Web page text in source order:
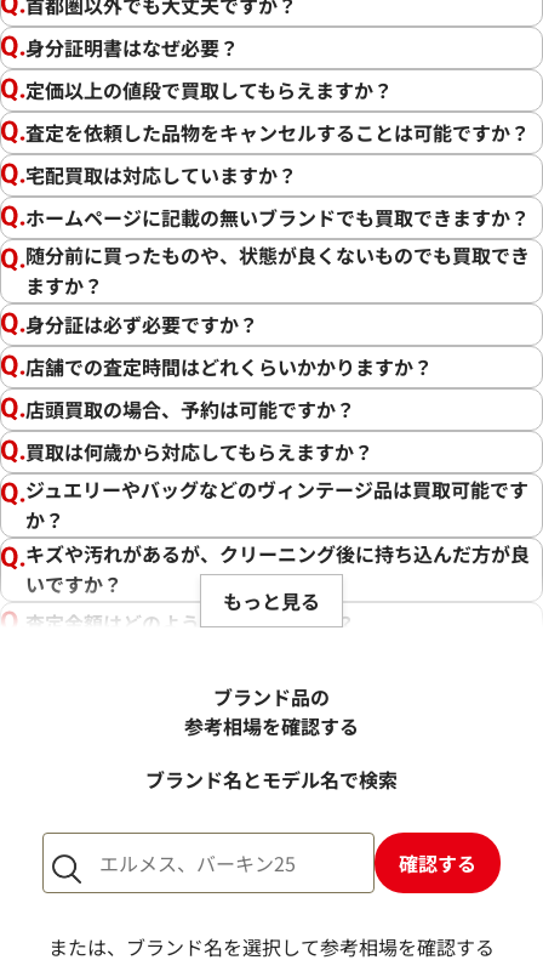
身分証明書はなぜ必要？
定価以上の値段で買取してもらえますか？
査定を依頼した品物をキャンセルすることは可能ですか？
宅配買取は対応していますか？
ホームページに記載の無いブランドでも買取できますか？
随分前に買ったものや、状態が良くないものでも買取でき
ますか？
身分証は必ず必要ですか？
店舗での査定時間はどれくらいかかりますか？
店頭買取の場合、予約は可能ですか？
買取は何歳から対応してもらえますか？
ジュエリーやバッグなどのヴィンテージ品は買取可能です
か？
キズや汚れがあるが、クリーニング後に持ち込んだ方が良
いですか？
査定金額はどのように決まりますか？
売却するか悩んでいるのですが、査定だけお願いできます
1点からでも査定できますか？
もっと見る
ブランド品の
参考相場を確認する
ブランド名とモデル名で検索
確認する
または、ブランド名を選択して参考相場を確認する